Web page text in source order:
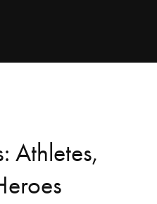
Athletes,